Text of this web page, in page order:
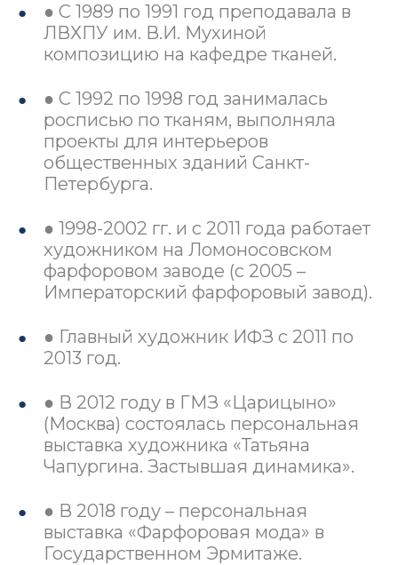
● С 1989 по 1991 год преподавала в
ЛВХПУ им. В.И. Мухиной
композицию на кафедре тканей.
● С 1992 по 1998 год занималась
росписью по тканям, выполняла
проекты для интерьеров
общественных зданий Санкт-
Петербурга.
● 1998-2002 гг. и с 2011 года работает
художником на Ломоносовском
фарфоровом заводе (с 2005 –
Императорский фарфоровый завод).
● Главный художник ИФЗ с 2011 по
2013 год.
● В 2012 году в ГМЗ «Царицыно»
(Москва) состоялась персональная
выставка художника «Татьяна
Чапургина. Застывшая динамика».
● В 2018 году – персональная
выставка «Фарфоровая мода» в
Государственном Эрмитаже.